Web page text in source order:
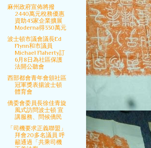
麻州政府宣佈將撥
2440萬元稅務優惠
資助43家企業擴展
Moderna得330萬元
波士頓市議會議長Ed
Flynn和市議員
Michael Flaherty訂
6月8日為社區保護
法開公聽會
西部都會青年會頒社區
冠軍獎表揚波士頓
體育會
僑委會委員長徐佳青旋
風式訪問波士頓 宣
講服務、問候僑民
「司機要求正義聯盟」
拜會20多名議員 呼
籲通過「共乘司機